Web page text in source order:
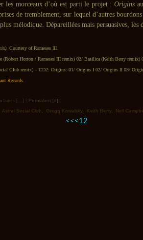
les morceaux d’où est parti le projet : Origins
de tremblement, sur lequel d’autres
mélodique. Dépareillées mais persuasives, les
Courtesy of Rameses III.
(Robert Horton / Rameses III remix) 02/ Basilica (Keith Berry remix)
Club remix) – CD2: Origins: 01/ Origins I 02/ Origins II 03/
Records
[ ] - Permalien [#]
Astral Social Club Gregg Kowalsky, Keith Berry, Neil
<< < 12